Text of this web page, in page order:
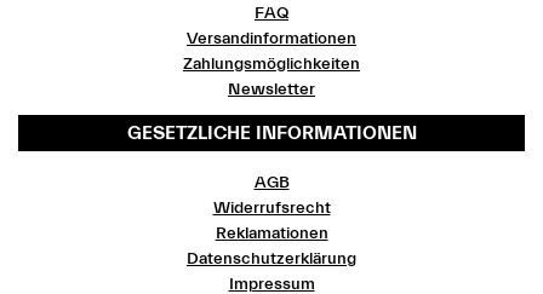
FAQ
Versandinformationen
Zahlungsmöglichkeiten
Newsletter
GESETZLICHE INFORMATIONEN
AGB
Widerrufsrecht
Reklamationen
Datenschutzerklärung
Impressum